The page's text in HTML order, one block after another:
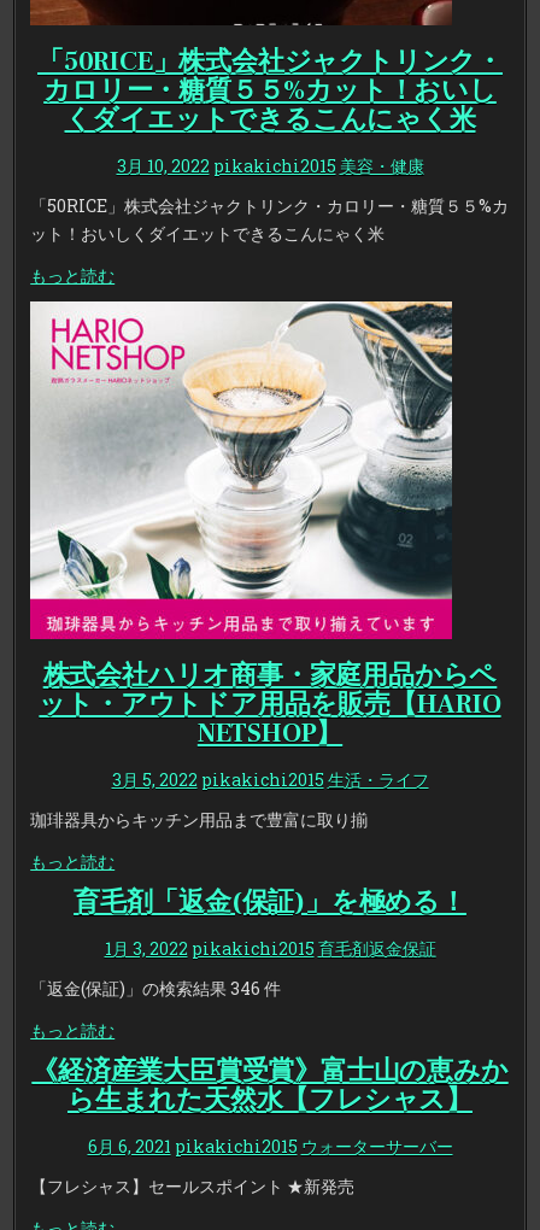
「50RICE」株式会社ジャクトリンク・
カロリー・糖質５５%カット！おいし
くダイエットできるこんにゃく米
3月 10, 2022 pikakichi2015 美容・健康
「50RICE」株式会社ジャクトリンク・カロリー・糖質５５%カ
ット！おいしくダイエットできるこんにゃく米
もっと読む
株式会社ハリオ商事・家庭用品からペ
ット・アウトドア用品を販売【HARIO
NETSHOP】
3月 5, 2022 pikakichi2015 生活・ライフ
珈琲器具からキッチン用品まで豊富に取り揃
もっと読む
育毛剤「返金(保証)」を極める！
1月 3, 2022 pikakichi2015 育毛剤返金保証
「返金(保証)」の検索結果 346 件
もっと読む
《経済産業大臣賞受賞》富士山の恵みか
ら生まれた天然水【フレシャス】
6月 6, 2021 pikakichi2015 ウォーターサーバー
【フレシャス】セールスポイント ★新発売